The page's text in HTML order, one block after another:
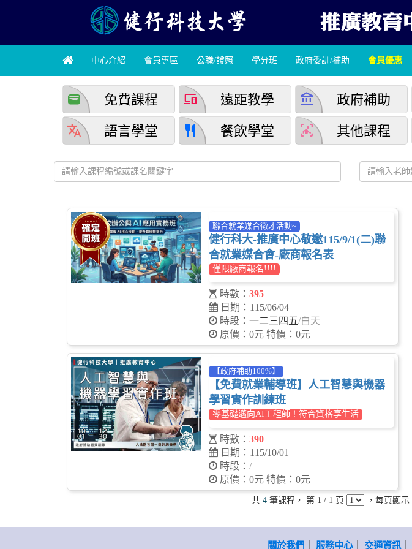
中心介紹 會員專區 公職/證照 學分班 政府委訓/補助 會員優惠
wallet 免費課程 devices 遠距教學 account_balance 政府補助
translate 語言學堂 restaurant 餐飲學堂 detection_and_zone 其他課程
聯合就業媒合徵才活動~
健行科大-推廣中心敬邀115/9/1(二)聯
合就業媒合會-廠商報名表
僅限廠商報名!!!!
時數： 395
日期：115/06/04
時段： 一二三四五/白天
原價： 0元 特價：0元
【政府補助100%】
【免費就業輔導班】人工智慧與機器
學習實作訓練班
零基礎邁向AI工程師！符合資格享生活
時數： 390
日期：115/10/01
時段： /
原價： 0元 特價：0元
共 4 筆課程， 第 1 / 1 頁 ，每頁顯示
關於我們 服務中心｜ 交通資訊｜